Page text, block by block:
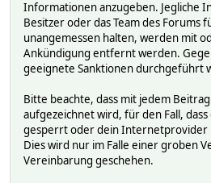
Informationen anzugeben. Jegliche
Besitzer oder das Team des Forums
unangemessen halten, werden mit
Ankündigung entfernt werden.
geeignete Sanktionen durchgeführt
Bitte beachte, dass mit jedem
aufgezeichnet wird, für den Fall,
gesperrt oder dein Internetprovider
Dies wird nur im Falle einer groben
Vereinbarung geschehen.